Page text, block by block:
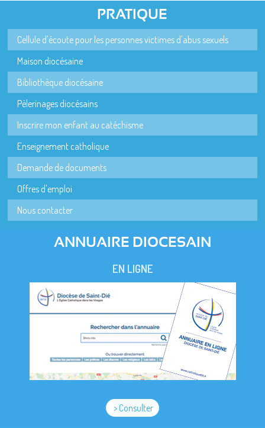
PRATIQUE
Cellule d'écoute pour les personnes victimes d'abus sexuels
Maison diocésaine
Bibliothèque diocésaine
Pèlerinages diocésains
Inscrire mon enfant au catéchisme
Enseignement catholique
Demande de documents
Offres d'emploi
Nous contacter
ANNUAIRE DIOCESAIN
EN LIGNE
> Consulter